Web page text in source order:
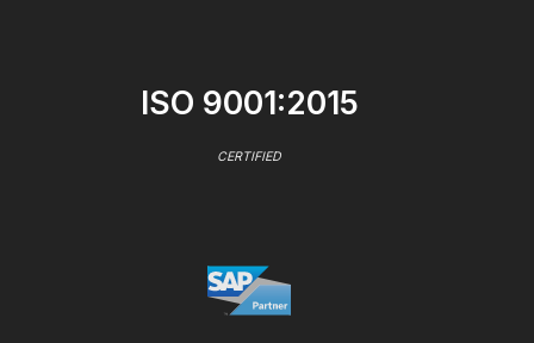
ISO 9001:2015
CERTIFIED